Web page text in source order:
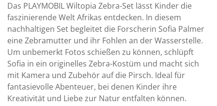
Das PLAYMOBIL Wiltopia Zebra-Set lässt Kinder die
faszinierende Welt Afrikas entdecken. In diesem
nachhaltigen Set begleitet die Forscherin Sofia Palmer
eine Zebramutter und ihr Fohlen an der Wasserstelle.
Um unbemerkt Fotos schießen zu können, schlüpft
Sofia in ein originelles Zebra-Kostüm und macht sich
mit Kamera und Zubehör auf die Pirsch. Ideal für
fantasievolle Abenteuer, bei denen Kinder ihre
Kreativität und Liebe zur Natur entfalten können.